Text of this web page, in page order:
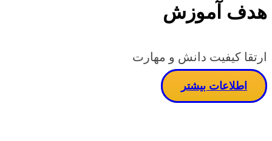
هدف آموزش
ارتقا کیفیت دانش و مهارت
اطلاعات بیشتر